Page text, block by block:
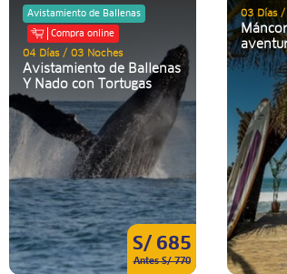
S/ 685
Antes S/ 770
Avistamiento de Ballenas
Compra online
04 Días / 03 Noches
Avistamiento de Ballenas
Y Nado con Tortugas
03 Días /